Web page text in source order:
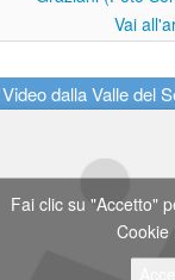
Vai
Video dalla Valle del
Fai clic su "Accetto"
Cookie